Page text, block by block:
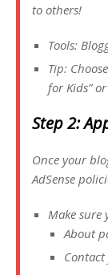
to others!
Tools:
Tip:
for Kids”
Step 2:
Once your
AdSense
Make sure
About